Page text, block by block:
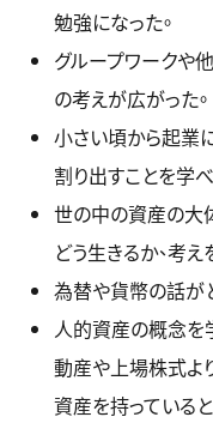
勉強になった。
グループワークや
の考えが広がった。
小さい頃から起業
割り出すことを学
世の中の資産の大
どう生きるか、考
為替や貨幣の話が
人的資産の概念を
動産や上場株式よ
資産を持っている